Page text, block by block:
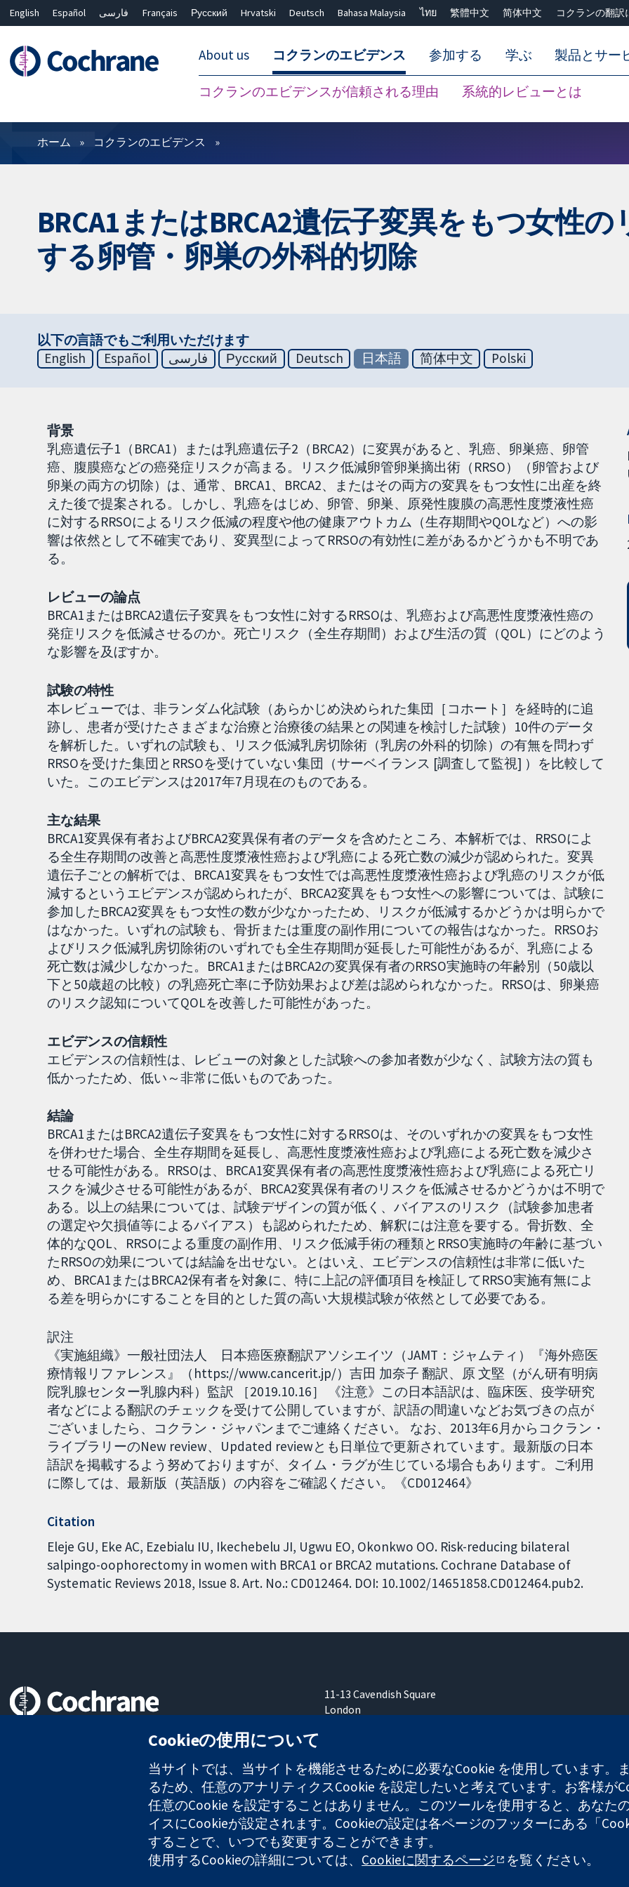
English Español فارسی Français Русский Hrvatski Deutsch Bahasa Malaysia ไทย 繁體中文 简体中文 コクランの翻訳
About us コクランのエビデンス
コクランのエビデンスが信頼される理由 系統的レビューとは
参加する 学ぶ 製品とサー
フィルター
ホーム コクランのエビデンス
BRCA1またはBRCA2遺伝子変異をもつ女性
する卵管・卵巣の外科的切除
以下の言語でもご利用いただけます
English
Español فارسی Русский Deutsch 日本語 简体中文 Polski
背景
乳癌遺伝子1（BRCA1）または乳癌遺伝子2（BRCA2）に変異があると、乳癌、卵巣癌、卵管
癌、腹膜癌などの癌発症リスクが高まる。リスク低減卵管卵巣摘出術（RRSO）（卵管および
卵巣の両方の切除）は、通常、BRCA1、BRCA2、またはその両方の変異をもつ女性に出産を終
えた後で提案される。しかし、乳癌をはじめ、卵管、卵巣、原発性腹膜の高悪性度漿液性癌
に対するRRSOによるリスク低減の程度や他の健康アウトカム（生存期間やQOLなど）への影
響は依然として不確実であり、変異型によってRRSOの有効性に差があるかどうかも不明であ
る。
レビューの論点
BRCA1またはBRCA2遺伝子変異をもつ女性に対するRRSOは、乳癌および高悪性度漿液性癌の
発症リスクを低減させるのか。死亡リスク（全生存期間）および生活の質（QOL）にどのよう
な影響を及ぼすか。
試験の特性
本レビューでは、非ランダム化試験（あらかじめ決められた集団［コホート］を経時的に追
跡し、患者が受けたさまざまな治療と治療後の結果との関連を検討した試験）10件のデータ
を解析した。いずれの試験も、リスク低減乳房切除術（乳房の外科的切除）の有無を問わず
RRSOを受けた集団とRRSOを受けていない集団（サーベイランス [調査して監視] ）を比較して
いた。このエビデンスは2017年7月現在のものである。
主な結果
BRCA1変異保有者およびBRCA2変異保有者のデータを含めたところ、本解析では、RRSOによ
る全生存期間の改善と高悪性度漿液性癌および乳癌による死亡数の減少が認められた。変異
遺伝子ごとの解析では、BRCA1変異をもつ女性では高悪性度漿液性癌および乳癌のリスクが低
減するというエビデンスが認められたが、BRCA2変異をもつ女性への影響については、試験に
参加したBRCA2変異をもつ女性の数が少なかったため、リスクが低減するかどうかは明らかで
はなかった。いずれの試験も、骨折または重度の副作用についての報告はなかった。RRSOお
よびリスク低減乳房切除術のいずれでも全生存期間が延長した可能性があるが、乳癌による
死亡数は減少しなかった。BRCA1またはBRCA2の変異保有者のRRSO実施時の年齢別（50歳以
下と50歳超の比較）の乳癌死亡率に予防効果および差は認められなかった。RRSOは、卵巣癌
のリスク認知についてQOLを改善した可能性があった。
エビデンスの信頼性
エビデンスの信頼性は、レビューの対象とした試験への参加者数が少なく、試験方法の質も
低かったため、低い～非常に低いものであった。
結論
BRCA1またはBRCA2遺伝子変異をもつ女性に対するRRSOは、そのいずれかの変異をもつ女性
を併わせた場合、全生存期間を延長し、高悪性度漿液性癌および乳癌による死亡数を減少さ
せる可能性がある。RRSOは、BRCA1変異保有者の高悪性度漿液性癌および乳癌による死亡リ
スクを減少させる可能性があるが、BRCA2変異保有者のリスクを低減させるかどうかは不明で
ある。以上の結果については、試験デザインの質が低く、バイアスのリスク（試験参加患者
の選定や欠損値等によるバイアス）も認められたため、解釈には注意を要する。骨折数、全
体的なQOL、RRSOによる重度の副作用、リスク低減手術の種類とRRSO実施時の年齢に基づい
たRRSOの効果については結論を出せない。とはいえ、エビデンスの信頼性は非常に低いた
め、BRCA1またはBRCA2保有者を対象に、特に上記の評価項目を検証してRRSO実施有無によ
る差を明らかにすることを目的とした質の高い大規模試験が依然として必要である。
訳注
《実施組織》一般社団法人 日本癌医療翻訳アソシエイツ（JAMT：ジャムティ）『海外癌医
療情報リファレンス』（https://www.cancerit.jp/）吉田 加奈子 翻訳、原 文堅（がん研有明病
院乳腺センター乳腺内科）監訳 ［2019.10.16］ 《注意》この日本語訳は、臨床医、疫学研究
者などによる翻訳のチェックを受けて公開していますが、訳語の間違いなどお気づきの点が
ございましたら、コクラン・ジャパンまでご連絡ください。 なお、2013年6月からコクラン・
ライブラリーのNew review、Updated reviewとも日単位で更新されています。最新版の日本
語訳を掲載するよう努めておりますが、タイム・ラグが生じている場合もあります。ご利用
に際しては、最新版（英語版）の内容をご確認ください。《CD012464》
Citation
Eleje GU, Eke AC, Ezebialu IU, Ikechebelu JI, Ugwu EO, Okonkwo OO. Risk-reducing bilateral
salpingo-oophorectomy in women with BRCA1 or BRCA2 mutations. Cochrane Database of
Systematic Reviews 2018, Issue 8. Art. No.: CD012464. DOI: 10.1002/14651858.CD012464.pub2.
11-13 Cavendish Square
London
コクラン・コラボレーションは、イングランド及びウェールズに登録された慈善団体（登録番号 1045921）および保証有限
Copyright © 2026 The Cochrane Collaboration ウェブサ
Cookieの使用について
当サイトでは、当サイトを機能させるために必要なCookie を使用しています。
るため、任意のアナリティクスCookie を設定したいと考えています。お客様が
任意のCookie を設定することはありません。このツールを使用すると、あなた
イスにCookieが設定されます。Cookieの設定は各ページのフッターにある「
することで、いつでも変更することができます。
使用するCookieの詳細については、 Cookieに関するページ を覧ください。